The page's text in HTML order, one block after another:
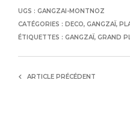
UGS : GANGZAI-MONTNOZ
CATÉGORIES : DECO, GANGZAÏ,
ÉTIQUETTES : GANGZAÏ, GRAND
ARTICLE PRÉCÉDENT